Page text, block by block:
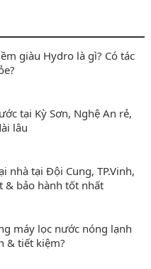
giàu Hydro là gì? Có tác
tại Kỳ Sơn, Nghệ An rẻ,
lâu
nhà tại Đội Cung, TP.Vinh,
& bảo hành tốt nhất
máy lọc nước nóng lạnh
& tiết kiệm?